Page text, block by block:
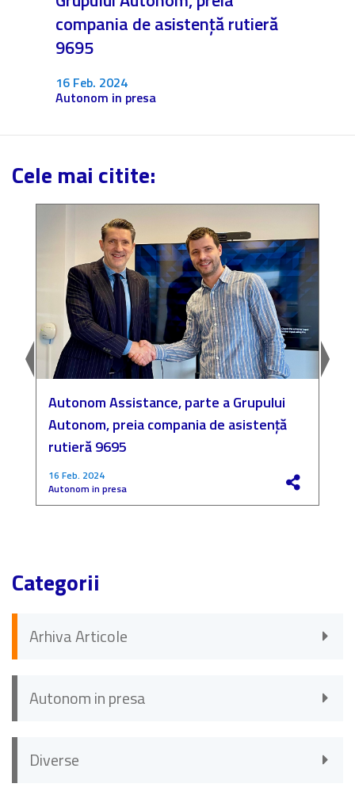
compania de asistență rutieră
9695
16 Feb. 2024
Autonom in presa
Cele mai citite:
Autonom Assistance, parte a Grupului
Autonom, preia compania de asistență
rutieră 9695
16 Feb. 2024
Autonom in presa
Categorii
Arhiva Articole
Autonom in presa
Diverse